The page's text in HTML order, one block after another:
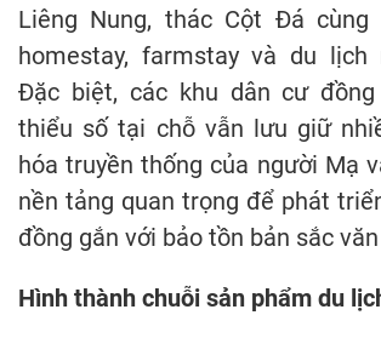
Liêng Nung, thác Cột Đá
homestay, farmstay và du lịch
Đặc biệt, các khu dân cư
thiểu số tại chỗ vẫn lưu giữ
hóa truyền thống của người Mạ
nền tảng quan trọng để phát
đồng gắn với bảo tồn bản sắc
Hình thành chuỗi sản phẩm du